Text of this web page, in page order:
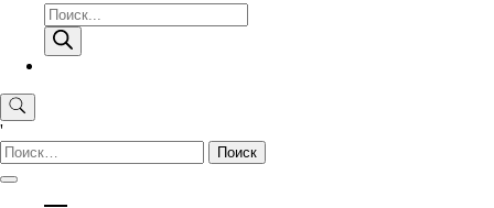
Поиск
товаров
'
Найти: